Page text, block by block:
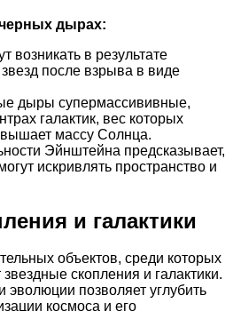
дырах:
возникать в результате
после взрыва в виде
дыры супермассививные,
галактик, вес которых
массу Солнца.
Эйнштейна предсказывает,
искривлять пространство и
и галактики
объектов, среди которых
скопления и галактики.
эволюции позволяет углубить
космоса и его